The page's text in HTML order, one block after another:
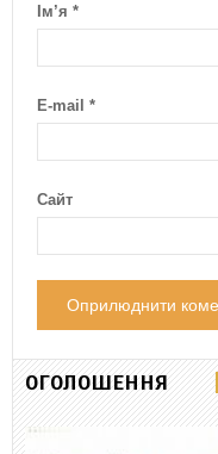
Ім’я *
E-mail *
Сайт
ОГОЛОШЕННЯ